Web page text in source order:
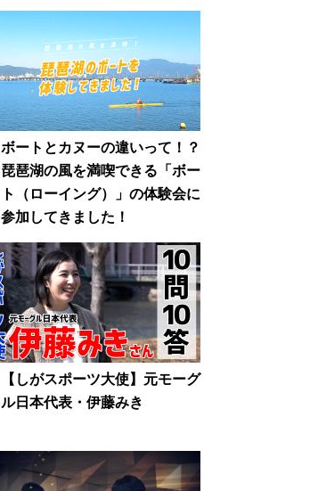
ボートとカヌーの違いって！？
琵琶湖の風を満喫できる「ボー
ト（ローイング）」の体験会に
参加してきました！
【しがスポーツ大使】元モーグ
ル日本代表・伊藤みき